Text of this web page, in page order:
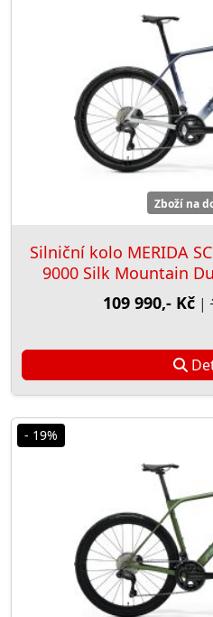
Zboží na
Silniční kolo MERIDA
9000 Silk Mountain
109 990,- Kč |
- 19%